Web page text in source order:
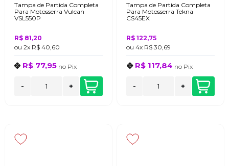
Tampa de Partida Completa
Para Motosserra Vulcan
VSL550P
R$ 81,20
ou 2x R$ 40,60
R$ 77,95 no Pix
- +
Tampa de Partida Completa
Para Motosserra Tekna
CS45EX
R$ 122,75
ou 4x R$ 30,69
R$ 117,84 no Pix
- +